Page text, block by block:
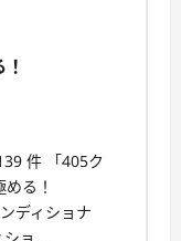
件 「405ク
る！
ディショナ